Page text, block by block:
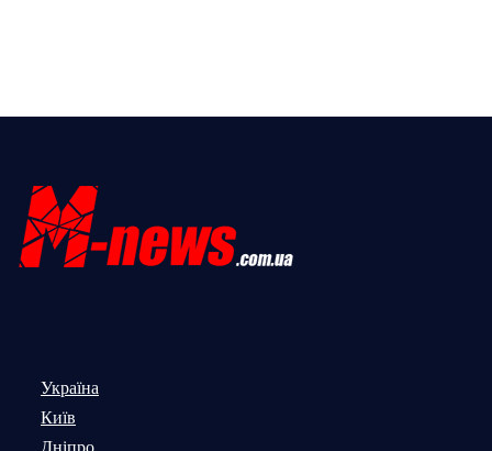
Україна
Київ
Дніпро